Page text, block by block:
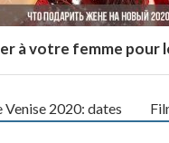
à votre femme pour
Venise 2020: dates